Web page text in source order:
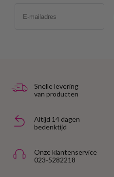
Snelle levering
van producten
Altijd 14 dagen
bedenktijd
Onze klantenservice
023-5282218